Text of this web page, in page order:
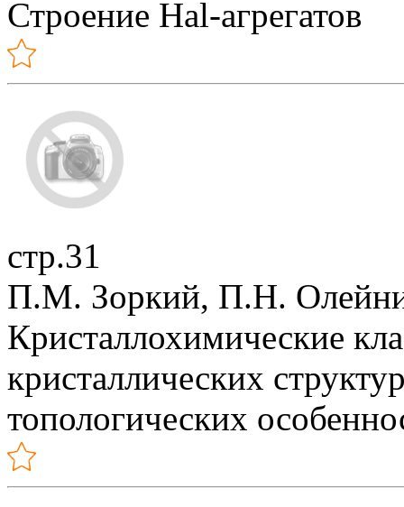
Строение Hal-агрегатов
стр.31
П.М. Зоркий, П.Н.
Кристаллохимические
кристаллических
топологических